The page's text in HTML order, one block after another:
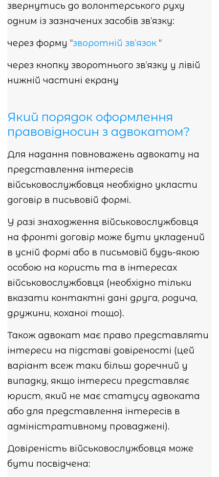
звернутись до волонтерського руху
одним із зазначених засобів зв’язку:
через форму “зворотній зв’язок “
через кнопку зворотнього зв’язку у лівій
нижній частині екрану
Який порядок оформлення
правовідносин з адвокатом?
Для надання повноважень адвокату на
представлення інтересів
військовослужбовця необхідно укласти
договір в письвовій формі.
У разі знаходження військовослужбовця
на фронті договір може бути укладений
в усній формі або в письмовій будь-якою
особою на користь та в інтересах
військовослужбовця (необхідно тільки
вказати контактні дані друга, родича,
дружини, коханої тощо).
Також адвокат має право представляти
інтереси на підставі довіреності (цей
варіант всеж таки більш доречний у
випадку, якщо інтереси представляє
юрист, який не має статусу адвоката
або для представлення інтересів в
адміністративному проваджені).
Довіреність військовослужбовця може
бути посвідчена: